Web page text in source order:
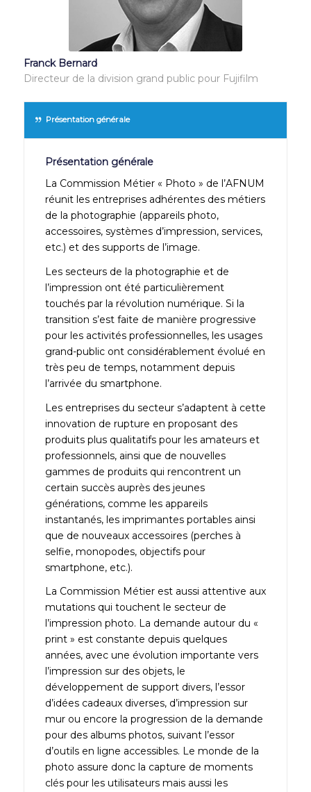
Franck Bernard
Directeur de la division grand public pour Fujifilm
Présentation générale
Présentation générale
La Commission Métier « Photo » de l’AFNUM
réunit les entreprises adhérentes des métiers
de la photographie (appareils photo,
accessoires, systèmes d’impression, services,
etc.) et des supports de l’image.
Les secteurs de la photographie et de
l’impression ont été particulièrement
touchés par la révolution numérique. Si la
transition s’est faite de manière progressive
pour les activités professionnelles, les usages
grand-public ont considérablement évolué en
très peu de temps, notamment depuis
l’arrivée du smartphone.
Les entreprises du secteur s’adaptent à cette
innovation de rupture en proposant des
produits plus qualitatifs pour les amateurs et
professionnels, ainsi que de nouvelles
gammes de produits qui rencontrent un
certain succès auprès des jeunes
générations, comme les appareils
instantanés, les imprimantes portables ainsi
que de nouveaux accessoires (perches à
selfie, monopodes, objectifs pour
smartphone, etc.).
La Commission Métier est aussi attentive aux
mutations qui touchent le secteur de
l’impression photo. La demande autour du «
print » est constante depuis quelques
années, avec une évolution importante vers
l’impression sur des objets, le
développement de support divers, l’essor
d’idées cadeaux diverses, d’impression sur
mur ou encore la progression de la demande
pour des albums photos, suivant l’essor
d’outils en ligne accessibles. Le monde de la
photo assure donc la capture de moments
clés pour les utilisateurs mais aussi les